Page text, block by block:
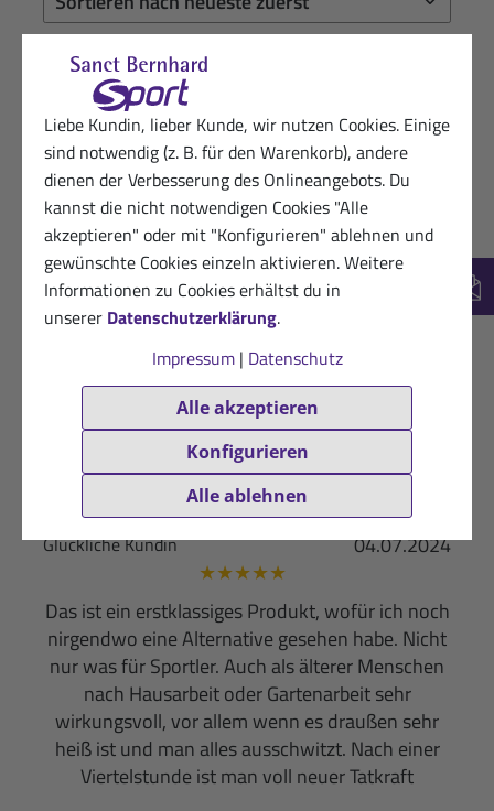
Liebe Kundin, lieber Kunde, wir nutzen Cookies. Einige
sind notwendig (z. B. für den Warenkorb), andere
dienen der Verbesserung des Onlineangebots. Du
kannst die nicht notwendigen Cookies "Alle
akzeptieren" oder mit "Konfigurieren" ablehnen und
gewünschte Cookies einzeln aktivieren. Weitere
Informationen zu Cookies erhältst du in
unserer Datenschutzerklärung.
Impressum| Datenschutz
Alle akzeptieren
Konfigurieren
Alle ablehnen
Begeisterter Kunde vom von Sanct
Bernhard Sport
★★★★★
Es ist einfach zu dosieren und auch wieder
verschließbar. Es kommt nach anstrengenden
Laufeineinheiten zum einsatz
VERIFIZIERT Hilfreich? (0)
Zufriedene Kundin von Sanct Bernhard
Sport
★
Anwendung nach dem Sport. Wirkt
ausgezeichnet
04.07.2024
Glückliche Kundin
★★★★★
Das ist ein erstklassiges Produkt, wofür ich noch
nirgendwo eine Alternative gesehen habe. Nicht
nur was für Sportler. Auch als älterer Menschen
nach Hausarbeit oder Gartenarbeit sehr
wirkungsvoll, vor allem wenn es draußen sehr
heiß ist und man alles ausschwitzt. Nach einer
Viertelstunde ist man voll neuer Tatkraft